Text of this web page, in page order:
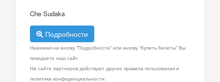
Che Sudaka
Подробности
Нажимая на кнопку "Подробности" или кнопку "Купить билеты" Вы
покидаете наш сайт.
На сайте партнеров действуют другие правила пользования и
политика конфиденциальности.